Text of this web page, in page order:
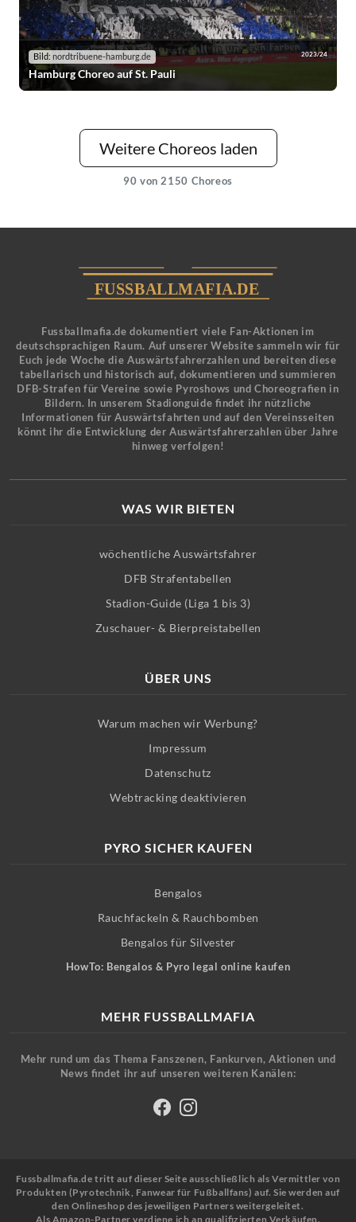
Bild: nordtribuene-hamburg.de 2023/24
Hamburg Choreo auf St. Pauli
Weitere Choreos laden
90 von 2150 Choreos
Fussballmafia.de dokumentiert viele Fan-Aktionen im
deutschsprachigen Raum. Auf unserer Website sammeln wir für
Euch jede Woche die Auswärtsfahrerzahlen und bereiten diese
tabellarisch und historisch auf, dokumentieren und summieren
DFB-Strafen für Vereine sowie Pyroshows und Choreografien in
Bildern. In unserem Stadionguide findet ihr nützliche
Informationen für Auswärtsfahrten und auf den Vereinsseiten
könnt ihr die Entwicklung der Auswärtsfahrerzahlen über Jahre
hinweg verfolgen!
WAS WIR BIETEN
wöchentliche Auswärtsfahrer
DFB Strafentabellen
Stadion-Guide (Liga 1 bis 3)
Zuschauer- & Bierpreistabellen
ÜBER UNS
Warum machen wir Werbung?
Impressum
Datenschutz
Webtracking deaktivieren
PYRO SICHER KAUFEN
Bengalos
Rauchfackeln & Rauchbomben
Bengalos für Silvester
HowTo: Bengalos & Pyro legal online kaufen
MEHR FUSSBALLMAFIA
Mehr rund um das Thema Fanszenen, Fankurven, Aktionen und
News findet ihr auf unseren weiteren Kanälen:
Fussballmafia.de tritt auf dieser Seite ausschließlich als Vermittler von
Produkten (Pyrotechnik, Fanwear für Fußballfans) auf. Sie werden auf
den Onlineshop des jeweiligen Partners weitergeleitet.
Als Amazon-Partner verdiene ich an qualifizierten Verkäufen.